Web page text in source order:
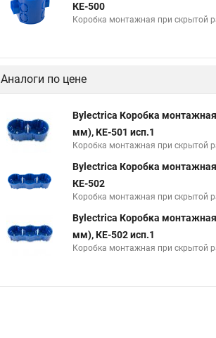
КЕ-500
Коробка монтажная при скрытой
Аналоги по цене
Bylectrica Коробка монтажная
мм), КЕ-501 исп.1
Коробка монтажная при скрытой
Bylectrica Коробка
КЕ-502
Коробка монтажная при скрытой
Bylectrica Коробка монтажная
мм), КЕ-502 исп.1
Коробка монтажная при скрытой